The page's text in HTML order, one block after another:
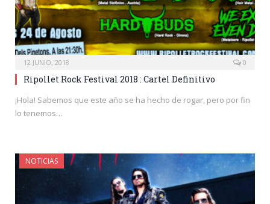
12 JUNIO, 2018 0
Ripollet Rock Festival 2018 : Cartel Definitivo
¡Hola! Sabemos que este año se ha hecho de rogar, pero por fin
lo tenemos…
NOTICIAS